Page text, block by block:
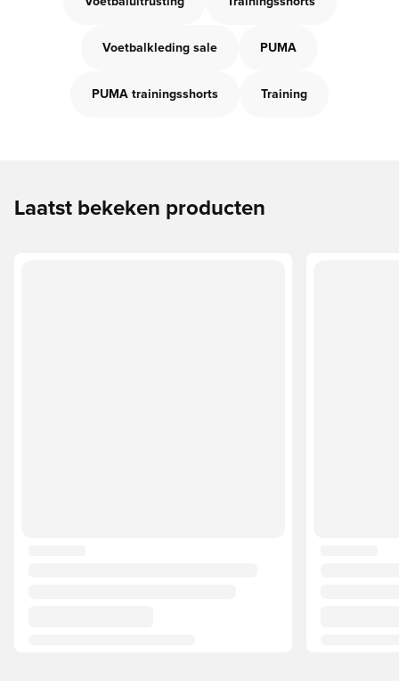
Voetbalkleding sale PUMA
PUMA trainingsshorts Training
Laatst bekeken producten